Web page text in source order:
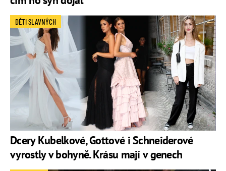
Dcery Kubelkové, Gottové i Schneiderové
vyrostly v bohyně. Krásu mají v genech
DĚTI SLAVNÝCH